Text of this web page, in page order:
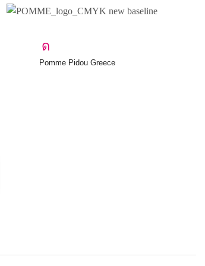
Pomme Pidou Greece